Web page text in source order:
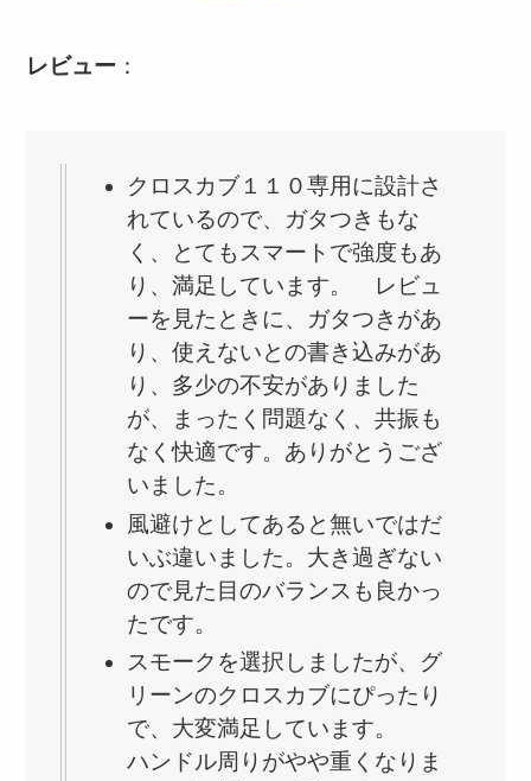
レビュー ：
クロスカブ１１０専用に設計さ
れているので、ガタつきもな
く、とてもスマートで強度もあ
り、満足しています。 レビュ
ーを見たときに、ガタつきがあ
り、使えないとの書き込みがあ
り、多少の不安がありました
が、まったく問題なく、共振も
なく快適です。ありがとうござ
いました。
風避けとしてあると無いではだ
いぶ違いました。大き過ぎない
ので見た目のバランスも良かっ
たです。
スモークを選択しましたが、グ
リーンのクロスカブにぴったり
で、大変満足しています。
ハンドル周りがやや重くなりま